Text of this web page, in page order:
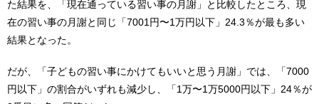
た結果を、「現在通っている習い事の月謝」と比較したところ、現
在の習い事の月謝と同じ「7001円〜1万円以下」24.3％が最も多い
結果となった。
だが、「子どもの習い事にかけてもいいと思う月謝」では、「7000
円以下」の割合がいずれも減少し、「1万〜1万5000円以下」24％が